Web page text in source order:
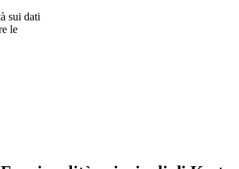
sui dati
le